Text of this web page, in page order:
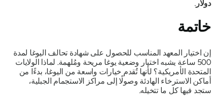
دولار.
خاتمة
إن اختيار المعهد المناسب للحصول على شهادة تحالف اليوغا لمدة
500 ساعة يشبه اختيار وضعية يوغا مريحة ومُلهمة.
لماذا الولايات
المتحدة الأمريكية؟لأنها تُقدم خيارات واسعة من اليوغا، بدءًا من
أماكن الاسترخاء الهادئة وصولًا إلى مراكز الاستجمام الجبلية،
ستجد فيها كل ما تتخيله.